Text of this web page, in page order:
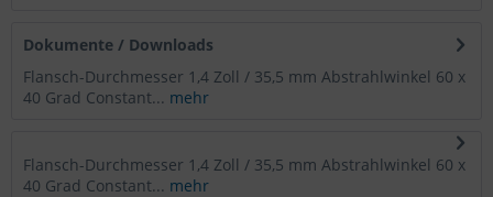
Dokumente / Downloads
Flansch-Durchmesser 1,4 Zoll / 35,5 mm Abstrahlwinkel 60 x
40 Grad Constant... mehr
Flansch-Durchmesser 1,4 Zoll / 35,5 mm Abstrahlwinkel 60 x
40 Grad Constant... mehr